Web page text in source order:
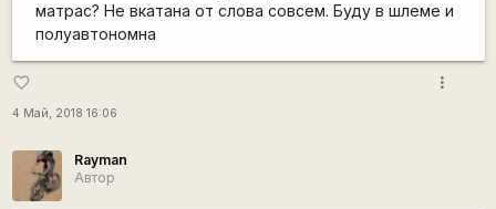
матрас? Не вкатана от слова совсем. Буду в шлеме и
полуавтономна
favorite_border
4 Май, 2018 16:06
more_vert
Rаyman
Автор